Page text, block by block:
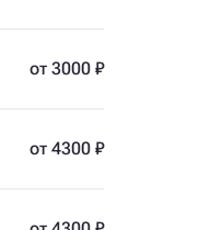
от 3000 ₽
от 4300 ₽